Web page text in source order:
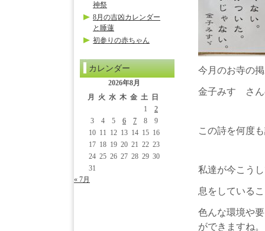
今月のお寺の
金子みすゞさ
この詩を何度
私達が今こう
息をしている
色んな環境や
ができますね。
神祭
8月の吉凶カレンダー
と睡蓮
初参りの赤ちゃん
カレンダー
2026年8月
月
火 水 木 金 土
日
1
2
3
4 5 6 7 8
9
10 11 12 13 14 15 16
17 18 19 20 21 22 23
24 25 26 27 28 29 30
31
« 7月